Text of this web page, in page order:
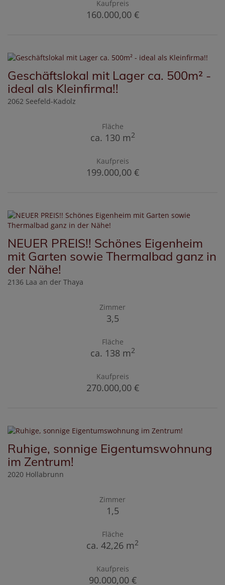
Kaufpreis
160.000,00 €
Geschäftslokal mit Lager ca. 500m² -
ideal als Kleinfirma!!
2062 Seefeld-Kadolz
Fläche
ca. 130 m2
Kaufpreis
199.000,00 €
NEUER PREIS!! Schönes Eigenheim
mit Garten sowie Thermalbad ganz in
der Nähe!
2136 Laa an der Thaya
Zimmer
3,5
Fläche
ca. 138 m2
Kaufpreis
270.000,00 €
Ruhige, sonnige Eigentumswohnung
im Zentrum!
2020 Hollabrunn
Zimmer
1,5
Fläche
ca. 42,26 m2
Kaufpreis
90.000,00 €